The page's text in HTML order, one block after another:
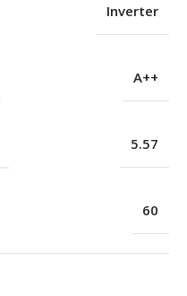
Inverter
A++
5.57
60